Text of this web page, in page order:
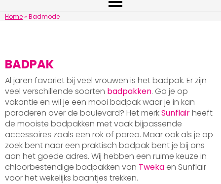
Home» Badmode
BADPAK
Al jaren favoriet bij veel vrouwen is het badpak. Er zijn
veel verschillende soorten badpakken. Ga je op
vakantie en wil je een mooi badpak waar je in kan
paraderen over de boulevard? Het merkSunflairheeft
de mooiste badpakken met vaak bijpassende
accessoires zoals een rok of pareo. Maar ook als je op
zoek bent naar een praktisch badpak bent je bij ons
aan het goede adres. Wij hebben een ruime keuze in
chloorbestendige badpakken van Tweka en Sunflair
voor het wekelijks baantjes trekken.